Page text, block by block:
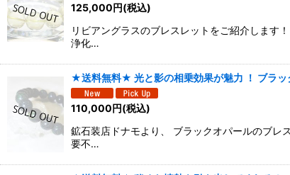
125,000円(税込)
リビアングラスのブレスレットをご紹介します
浄化…
★送料無料★ 光と影の相乗効果が魅力 ！ ブラッ
110,000円(税込)
鉱石装店ドナモより、 ブラックオパールのブレ
要不…